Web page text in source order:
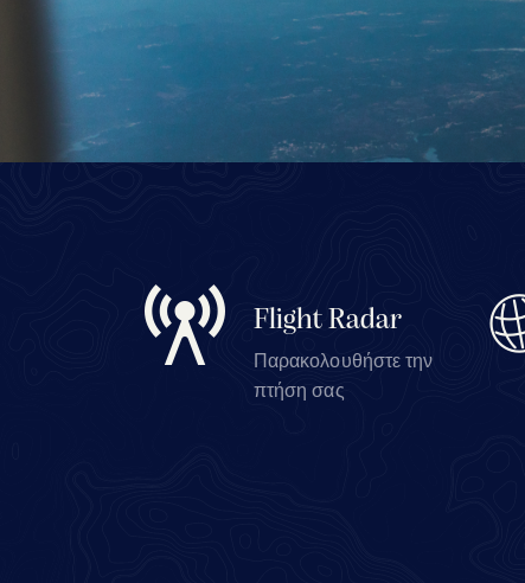
Flight Radar
Παρακολουθήστε την
πτήση σας